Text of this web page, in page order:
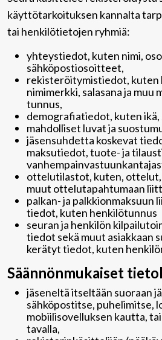
käyttötarkoituksen kannalta
tai henkilötietojen ryhmiä:
yhteystiedot, kuten nimi,
sähköpostiosoitteet,
rekisteröitymistiedot, kuten
nimimerkki, salasana ja muu
tunnus,
demografiatiedot, kuten ikä,
mahdolliset luvat ja
jäsensuhdetta koskevat
maksutiedot, tuote- ja
ottelutilastot, kuten, ottelut,
muut ottelutapahtumaan
palkan- ja palkkionmaksuun
tiedot, kuten henkilötunnus
seuran ja henkilön
tiedot sekä muut asiakkaan
kerätyt tiedot, kuten
Säännönmukaiset
jäseneltä itseltään suoraan
sähköpostitse, puhelimitse,
mobiilisovelluksen kautta,
tavalla,